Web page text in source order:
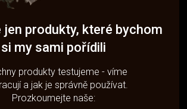
jen produkty, které bychom
si my sami pořídili
produkty testujeme - víme
a jak je správně používat.
Prozkoumejte naše: